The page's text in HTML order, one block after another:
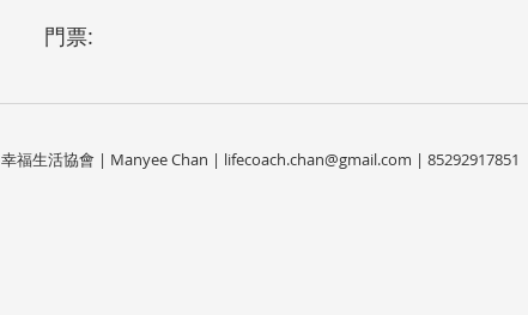
門票:
幸福生活協會 | Manyee Chan | lifecoach.chan@gmail.com | 85292917851